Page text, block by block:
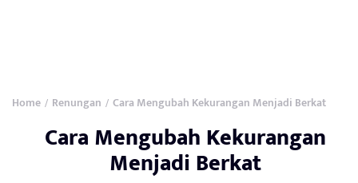
Home / Renungan / Cara Mengubah Kekurangan Menjadi Berkat
Cara Mengubah Kekurangan
Menjadi Berkat